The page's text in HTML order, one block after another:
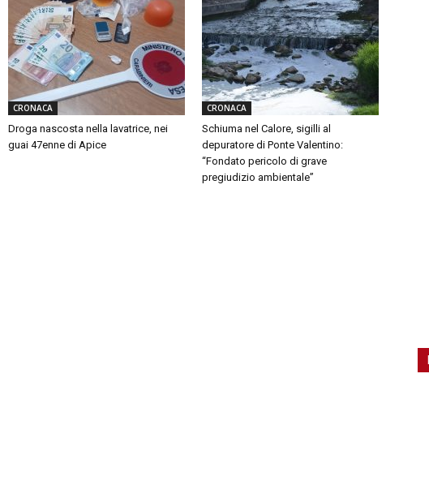
CRONACA
Droga nascosta nella lavatrice, nei
guai 47enne di Apice
CRONACA
Schiuma nel Calore, sigilli al
depuratore di Ponte Valentino:
“Fondato pericolo di grave
pregiudizio ambientale”